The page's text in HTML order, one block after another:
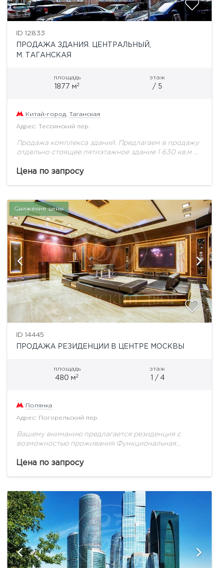
ID 12833
ПРОДАЖА ЗДАНИЯ. ЦЕНТРАЛЬНЫЙ,
М. ТАГАНСКАЯ
площадь
1877 м2
этаж
/ 5
Китай-город Таганская
Адрес: Тессинский пер.
Продажа комплекса зданий. Предлагаем в продажу
отдельно стоящее пятиэтажное здание 1 630 кв.м и
четыре этажа и мансарда. Классический фасад,...
Цена по запросу
Снижение цены
ID 14445
ПРОДАЖА РЕЗИДЕНЦИИ В ЦЕНТРЕ МОСКВЫ
площадь
480 м2
этаж
1 / 4
Полянка
Адрес: Погорельский пер.
Вашему вниманию предлагается резиденция с
возможностью проживания Функциональная
дизайнерский ремонт Охраняемая парковка 2, 3
Цена по запросу